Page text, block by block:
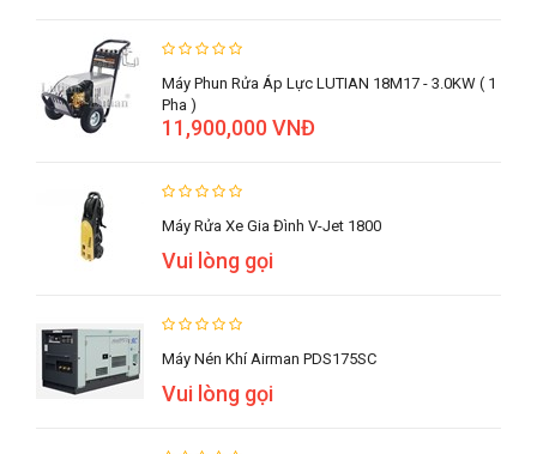
Máy Phun Rửa Áp Lực LUTIAN 18M17 - 3.0KW ( 1
Pha )
11,900,000 VNĐ
Máy Rửa Xe Gia Đình V-Jet 1800
Vui lòng gọi
Máy Nén Khí Airman PDS175SC
Vui lòng gọi